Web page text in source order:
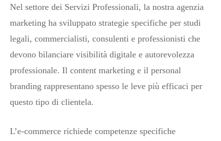
Nel settore dei Servizi Professionali, la nostra agenzia
marketing ha sviluppato strategie specifiche per studi
legali, commercialisti, consulenti e professionisti che
devono bilanciare visibilità digitale e autorevolezza
professionale. Il content marketing e il personal
branding rappresentano spesso le leve più efficaci per
questo tipo di clientela.
L’e-commerce richiede competenze specifiche